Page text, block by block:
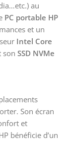
au
PC portable HP
et un
Intel Core
son SSD NVMe
Son écran
et
bénéficie d’un